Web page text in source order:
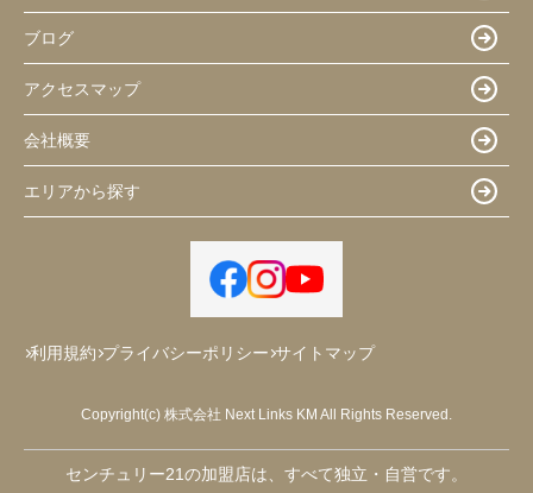
ブログ
アクセスマップ
会社概要
エリアから探す
利用規約 プライバシーポリシー サイトマップ
Copyright(c) 株式会社 Next Links KM All Rights Reserved.
センチュリー21の加盟店は、すべて独立・自営です。